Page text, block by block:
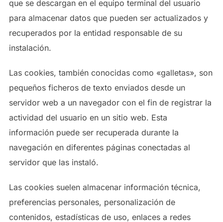
que se descargan en el equipo terminal del usuario
para almacenar datos que pueden ser actualizados y
recuperados por la entidad responsable de su
instalación.
Las cookies, también conocidas como «galletas», son
pequeños ficheros de texto enviados desde un
servidor web a un navegador con el fin de registrar la
actividad del usuario en un sitio web. Esta
información puede ser recuperada durante la
navegación en diferentes páginas conectadas al
servidor que las instaló.
Las cookies suelen almacenar información técnica,
preferencias personales, personalización de
contenidos, estadísticas de uso, enlaces a redes